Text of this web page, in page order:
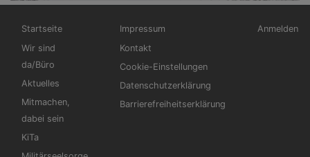
Hauptnavigation
Startseite
Wir sind
da/Büro
Aktuelles
Mitmachen,
dabei sein
KiTa
Fußbereichsmenü
Impressum
Kontakt
Cookie-Einstellungen
Datenschutzerklärung
Barrierefreiheitserklärung
Anmelden